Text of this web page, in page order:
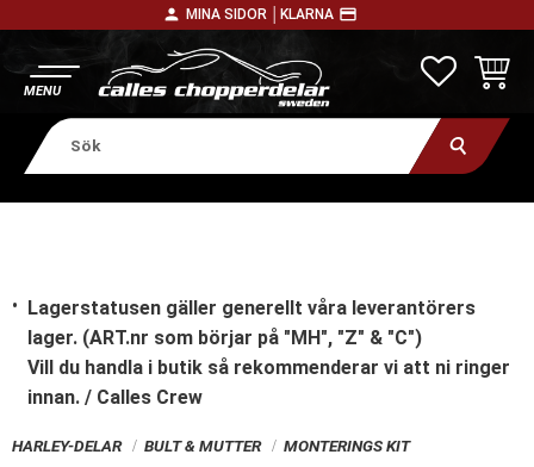
person MINA SIDOR │ KLARNA payment
Lagerstatusen gäller generellt våra leverantörers
lager. (ART.nr som börjar på "MH", "Z" & "C")
Vill du handla i butik så rekommenderar vi att ni ringer
innan. / Calles Crew
HARLEY-DELAR BULT & MUTTER MONTERINGS KIT